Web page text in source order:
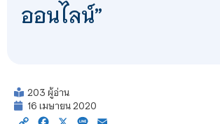
ออนไลน์”
203 ผู้อ่าน
16 เมษายน 2020